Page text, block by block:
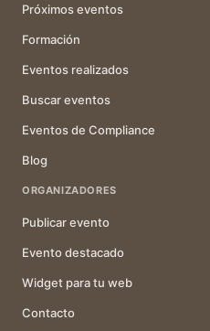
Próximos eventos
Formación
Eventos realizados
Buscar eventos
Eventos de Compliance
Blog
ORGANIZADORES
Publicar evento
Evento destacado
Widget para tu web
Contacto